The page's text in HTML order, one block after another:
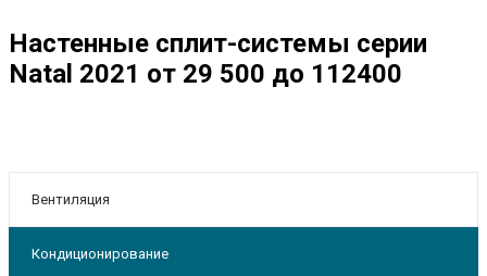
Настенные сплит-системы серии
Natal 2021 от 29 500 до 112400
Вентиляция
Кондиционирование